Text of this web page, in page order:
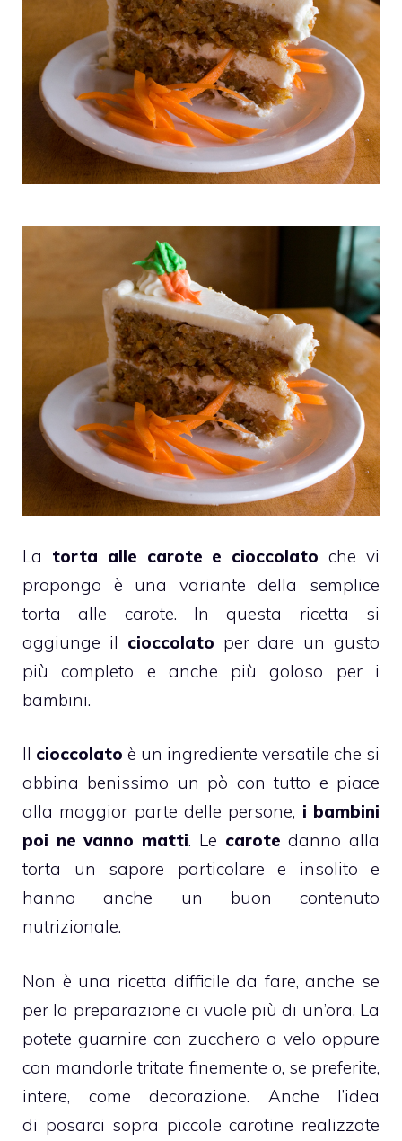
La torta alle carote e cioccolato che vi
propongo è una variante della semplice
torta alle carote. In questa ricetta si
aggiunge il cioccolato per dare un gusto
più completo e anche più goloso per i
bambini.
Il cioccolato è un ingrediente versatile che si
abbina benissimo un pò con tutto e piace
alla maggior parte delle persone, i bambini
poi ne vanno matti. Le carotedanno alla
torta un sapore particolare e insolito e
hanno anche un buon contenuto
nutrizionale.
Non è una ricetta difficile da fare, anche se
per la preparazione ci vuole più di un’ora. La
potete guarnire con zucchero a velo oppure
con mandorle tritate finemente o, se preferite,
intere, come decorazione. Anche l’idea
di posarci sopra piccole carotine realizzate